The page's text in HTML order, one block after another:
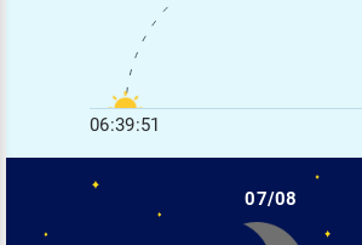
06:39:51
07/08